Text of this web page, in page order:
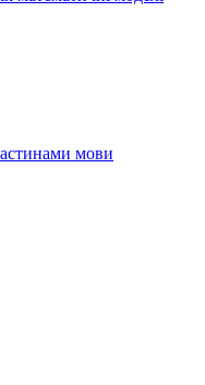
мови